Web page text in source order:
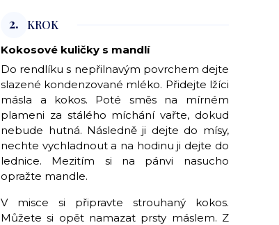
2. KROK
Kokosové kuličky s mandlí
Do rendlíku s nepřilnavým povrchem dejte
slazené kondenzované mléko. Přidejte lžíci
másla a kokos. Poté směs na mírném
plameni za stálého míchání vařte, dokud
nebude hutná. Následně ji dejte do mísy,
nechte vychladnout a na hodinu ji dejte do
lednice. Mezitím si na pánvi nasucho
opražte mandle.
V misce si připravte strouhaný kokos.
Můžete si opět namazat prsty máslem. Z